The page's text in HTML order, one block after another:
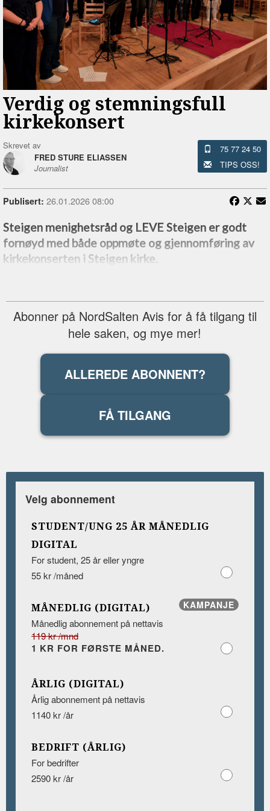
Verdig og stemningsfull
kirkekonsert
Skrevet av
FRED STURE ELIASSEN
Journalist
75 77 24 50
TIPS OSS!
Publisert: 26.01.2026 08:00
Steigen menighetsråd og LEVE Steigen er godt
fornøyd med både oppmøte og gjennomføring av
kirkekonserten i Steigen kirke.
Abonner på NordSalten Avis for å få tilgang til
hele saken, og mye mer!
ALLEREDE ABONNENT?
FÅ TILGANG
Velg abonnement
STUDENT/UNG 25 ÅR MÅNEDLIG
DIGITAL
For student, 25 år eller yngre
55 kr /måned
KAMPANJE
MÅNEDLIG (DIGITAL)
Månedlig abonnement på nettavis
119 kr /mnd
1 KR FOR FØRSTE MÅNED.
ÅRLIG (DIGITAL)
Årlig abonnement på nettavis
1140 kr /år
BEDRIFT (ÅRLIG)
For bedrifter
2590 kr /år